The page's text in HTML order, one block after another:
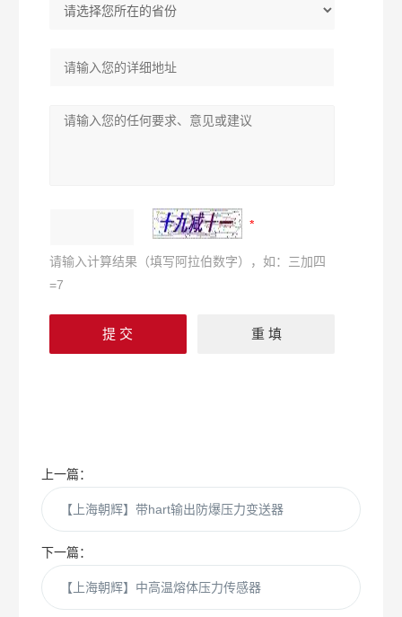
请输入计算结果（填写阿拉伯数字），如：三加四
=7
上一篇：
【上海朝辉】带hart输出防爆压力变送器
下一篇：
【上海朝辉】中高温熔体压力传感器